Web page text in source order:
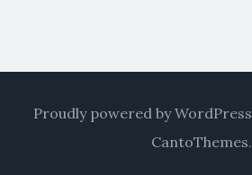
Proudly powered by WordPress
CantoThemes.